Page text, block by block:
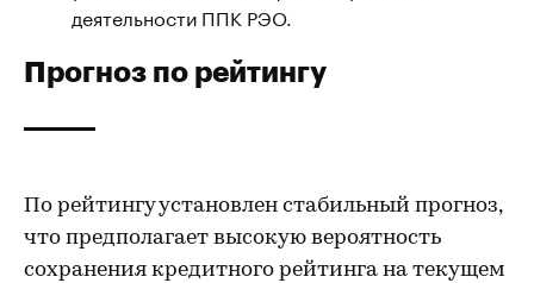
деятельности ППК РЭО.
Прогноз по рейтингу
По рейтингу установлен стабильный прогноз,
что предполагает высокую вероятность
сохранения кредитного рейтинга на текущем